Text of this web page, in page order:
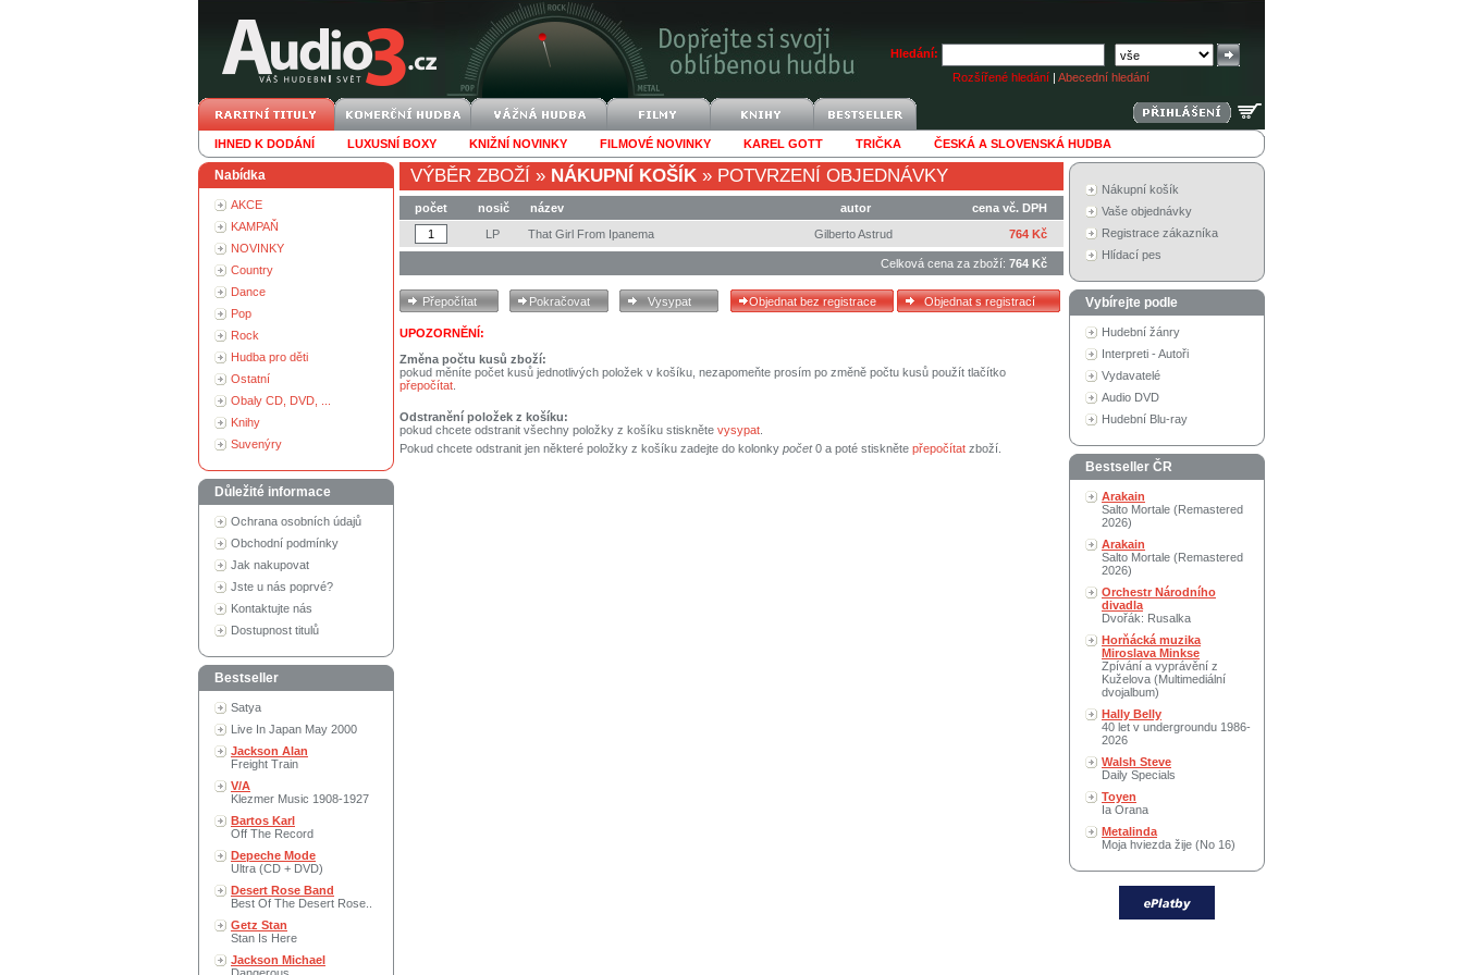
Hledání:
Rozšířené hledání | Abecední hledání
IHNED K DODÁNÍ LUXUSNÍ BOXY KNIŽNÍ NOVINKY FILMOVÉ NOVINKY KAREL GOTT TRIČKA ČESKÁ A SLOVENSKÁ HUDBA
Nabídka
AKCE
KAMPAŇ
NOVINKY
Country
Dance
Pop
Rock
Hudba pro děti
Ostatní
Obaly CD, DVD, ...
Knihy
Suvenýry
Důležité informace
Ochrana osobních údajů
Obchodní podmínky
Jak nakupovat
Jste u nás poprvé?
Kontaktujte nás
Dostupnost titulů
Bestseller
Satya
Live In Japan May 2000
Jackson Alan
Freight Train
V/A
Klezmer Music 1908-1927
Bartos Karl
Off The Record
Depeche Mode
Ultra (CD + DVD)
Desert Rose Band
Best Of The Desert Rose..
Getz Stan
Stan Is Here
Jackson Michael
VÝBĚR ZBOŽÍ » NÁKUPNÍ KOŠÍK » POTVRZENÍ OBJEDNÁVKY
počet nosič název autor
cena vč. DPH
LP
That Girl From Ipanema Gilberto Astrud 764 Kč
Celková cena za zboží: 764 Kč
UPOZORNĚNÍ:
Změna počtu kusů zboží:
pokud měníte počet kusů jednotlivých položek v košíku, nezapomeňte prosím po změně počtu kusů použít tlačítko
přepočítat
Odstranění položek z košíku:
pokud chcete odstranit všechny položky z košíku stiskněte vysypat
Pokud chcete odstranit jen některé položky z košíku zadejte do kolonky počet0 a poté stiskněte přepočítat zboží.
Nákupní košík
Vaše objednávky
Registrace zákazníka
Hlídací pes
Vybírejte podle
Hudební žánry
Interpreti - Autoři
Vydavatelé
Audio DVD
Hudební Blu-ray
Bestseller ČR
Arakain
Salto Mortale (Remastered
2026)
Arakain
Salto Mortale (Remastered
2026)
Orchestr Národního
divadla
Dvořák: Rusalka
Horňácká muzika
Miroslava Minkse
Zpívání a vyprávění z
Kuželova (Multimediální
dvojalbum)
Hally Belly
40 let v undergroundu 1986-
2026
Walsh Steve
Daily Specials
Toyen
Ia Orana
Metalinda
Moja hviezda žije (No 16)